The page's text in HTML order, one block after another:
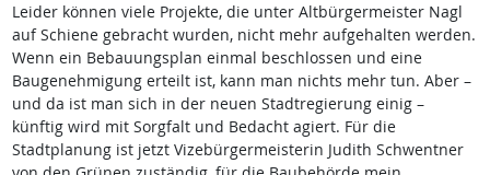
Leider können viele Projekte, die unter Altbürgermeister Nagl
auf Schiene gebracht wurden, nicht mehr aufgehalten werden.
Wenn ein Bebauungsplan einmal beschlossen und eine
Baugenehmigung erteilt ist, kann man nichts mehr tun. Aber –
und da ist man sich in der neuen Stadtregierung einig –
künftig wird mit Sorgfalt und Bedacht agiert. Für die
Stadtplanung ist jetzt Vizebürgermeisterin Judith Schwentner